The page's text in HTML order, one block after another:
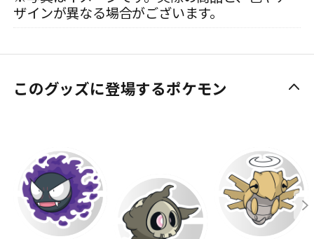
ザインが異なる場合がございます。
このグッズに登場するポケモン